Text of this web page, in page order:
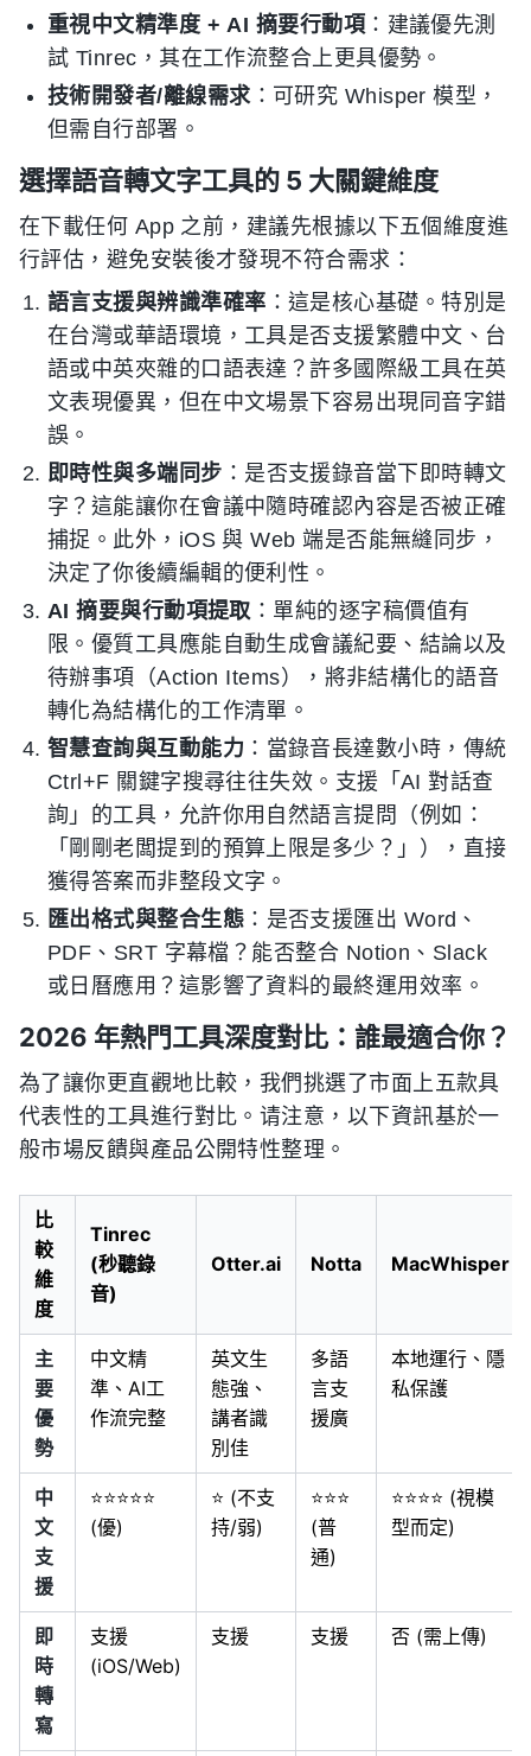
重視中文精準度 + AI 摘要行動項 ：建議優先測
試 Tinrec，其在工作流整合上更具優勢。
技術開發者/離線需求：可研究 Whisper 模型，
但需自行部署。
選擇語音轉文字工具的 5 大關鍵維度
在下載任何 App 之前，建議先根據以下五個維度進
行評估，避免安裝後才發現不符合需求：
語言支援與辨識準確率 ：這是核心基礎。特別是
在台灣或華語環境，工具是否支援繁體中文、台
語或中英夾雜的口語表達？許多國際級工具在英
文表現優異，但在中文場景下容易出現同音字錯
誤。
即時性與多端同步 ：是否支援錄音當下即時轉文
字？這能讓你在會議中隨時確認內容是否被正確
捕捉。此外，iOS 與 Web 端是否能無縫同步，
決定了你後續編輯的便利性。
AI 摘要與行動項提取：單純的逐字稿價值有
限。優質工具應能自動生成會議紀要、結論以及
待辦事項（Action Items），將非結構化的語音
轉化為結構化的工作清單。
智慧查詢與互動能力 ：當錄音長達數小時，傳統
Ctrl+F 關鍵字搜尋往往失效。支援「AI 對話查
詢」的工具，允許你用自然語言提問（例如：
「剛剛老闆提到的預算上限是多少？」），直接
獲得答案而非整段文字。
匯出格式與整合生態 ：是否支援匯出 Word、
PDF、SRT 字幕檔？能否整合 Notion、Slack
或日曆應用？這影響了資料的最終運用效率。
2026 年熱門工具深度對比：誰最適合你？
為了讓你更直觀地比較，我們挑選了市面上五款具
代表性的工具進行對比。请注意，以下資訊基於一
般市場反饋與產品公開特性整理。
比
較
維
度
Tinrec
(秒聽錄
音)
Otter.ai Notta MacWhisper
主
要
優
勢
中文精
準、AI工
作流完整
英文生
態強、
講者識
別佳
多語
言支
援廣
本地運行、隱
私保護
中
文
支
援
⭐⭐⭐⭐⭐
(優)
⭐ (不支
持/弱)
⭐⭐⭐
(普
通)
⭐⭐⭐⭐ (視模
型而定)
即
時
轉
寫
支援
(iOS/Web)
支援 支援 否 (需上傳)